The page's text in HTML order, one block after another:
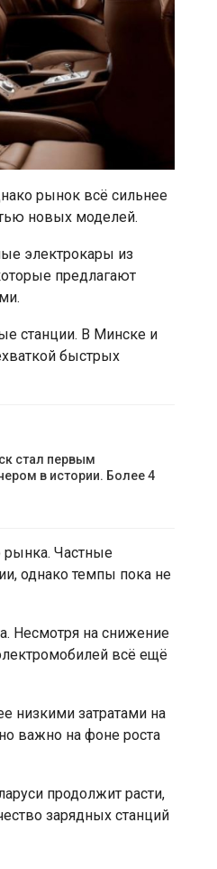
рынок всё сильнее
новых моделей.
электрокары из
предлагают
станции. В Минске и
быстрых
стал первым
в истории. Более 4
рынка. Частные
однако темпы пока не
Несмотря на снижение
всё ещё
низкими затратами на
важно на фоне роста
продолжит расти,
зарядных станций